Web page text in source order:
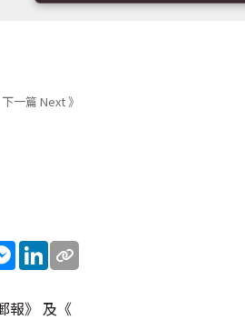
下一篇 Next 》
Messenger
LinkedIn
報》 及《